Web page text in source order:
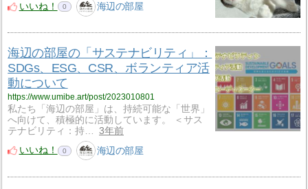
いいね！
0 海辺の部屋
海辺の部屋の「サステナビリティ」：
SDGs、ESG、CSR、ボランティア活
動について
https://www.umibe.art/post/2023010801
私たち「海辺の部屋」は、持続可能な「世界」
へ向けて、積極的に活動しています。 ＜サス
テナビリティ：持…
3年前
いいね！
0 海辺の部屋